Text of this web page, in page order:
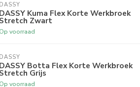
DASSY
DASSY Kuma Flex Korte Werkbroek
Stretch Zwart
Op voorraad
DASSY
DASSY Botta Flex Korte Werkbroek
Stretch Grijs
Op voorraad